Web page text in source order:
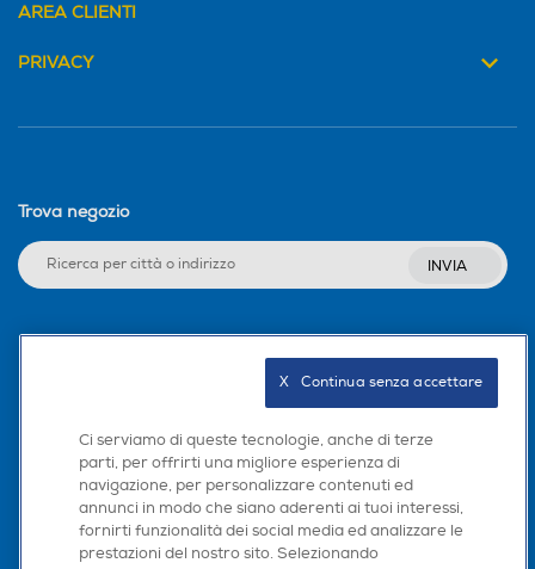
AREA CLIENTI
PRIVACY
Trova negozio
INVIA
Scarica la nostra app
Ci serviamo di queste tecnologie, anche di terze
parti, per offrirti una migliore esperienza di
navigazione, per personalizzare contenuti ed
annunci in modo che siano aderenti ai tuoi interessi,
fornirti funzionalità dei social media ed analizzare le
prestazioni del nostro sito. Selezionando
X   Continua senza accettare